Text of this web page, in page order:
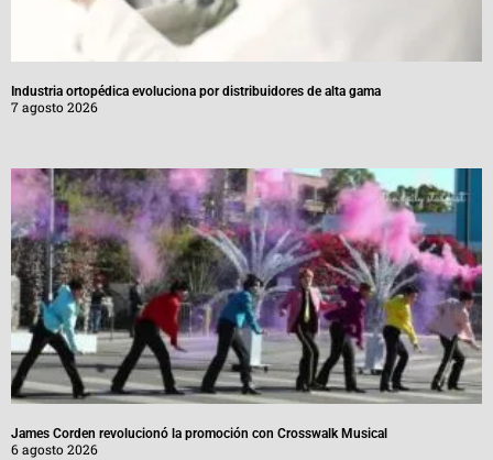
Industria ortopédica evoluciona por distribuidores de alta gama
7 agosto 2026
James Corden revolucionó la promoción con Crosswalk Musical
6 agosto 2026